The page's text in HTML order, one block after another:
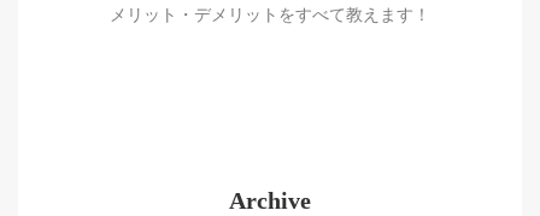
メリット・デメリットをすべて教えます！
Archive